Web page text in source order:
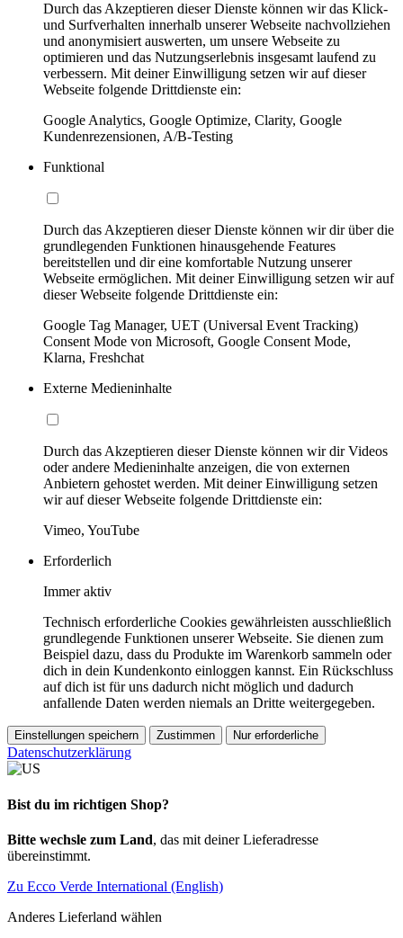
Durch das Akzeptieren dieser Dienste können wir das Klick-
und Surfverhalten innerhalb unserer Webseite nachvollziehen
und anonymisiert auswerten, um unsere Webseite zu
optimieren und das Nutzungserlebnis insgesamt laufend zu
verbessern. Mit deiner Einwilligung setzen wir auf dieser
Webseite folgende Drittdienste ein:
Google Analytics, Google Optimize, Clarity, Google
Kundenrezensionen, A/B-Testing
Funktional
Durch das Akzeptieren dieser Dienste können wir dir über die
grundlegenden Funktionen hinausgehende Features
bereitstellen und dir eine komfortable Nutzung unserer
Webseite ermöglichen. Mit deiner Einwilligung setzen wir auf
dieser Webseite folgende Drittdienste ein:
Google Tag Manager, UET (Universal Event Tracking)
Consent Mode von Microsoft, Google Consent Mode,
Klarna, Freshchat
Externe Medieninhalte
Durch das Akzeptieren dieser Dienste können wir dir Videos
oder andere Medieninhalte anzeigen, die von externen
Anbietern gehostet werden. Mit deiner Einwilligung setzen
wir auf dieser Webseite folgende Drittdienste ein:
Vimeo, YouTube
Erforderlich
Immer aktiv
Technisch erforderliche Cookies gewährleisten ausschließlich
grundlegende Funktionen unserer Webseite. Sie dienen zum
Beispiel dazu, dass du Produkte im Warenkorb sammeln oder
dich in dein Kundenkonto einloggen kannst. Ein Rückschluss
auf dich ist für uns dadurch nicht möglich und dadurch
anfallende Daten werden niemals an Dritte weitergegeben.
Einstellungen speichern Zustimmen Nur erforderliche
Datenschutzerklärung
Bist du im richtigen Shop?
Bitte wechsle zum Land, das mit deiner Lieferadresse
übereinstimmt.
Zu Ecco Verde International (English)
Anderes Lieferland wählen